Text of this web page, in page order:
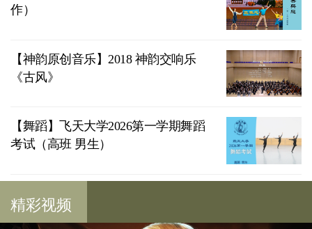
作）
【神韵原创音乐】2018 神韵交响乐
《古风》
【舞蹈】飞天大学2026第一学期舞蹈
考试（高班 男生）
精彩视频